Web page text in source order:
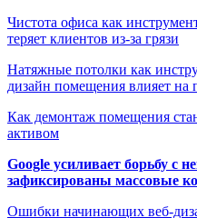
Чистота офиса как
теряет клиентов из-за грязи
Натяжные потолки как
дизайн помещения влияет на
Как демонтаж помещения
активом
Google усиливает борьбу с
зафиксированы массовые
Ошибки начинающих веб-